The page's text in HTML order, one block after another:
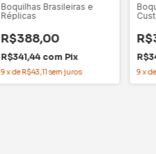
Boquilhas Brasileiras e
Réplicas
R$388,00
R$341,44 com Pix
9xde R$43,11 sem juros 9x